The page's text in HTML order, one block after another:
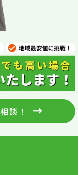
談！